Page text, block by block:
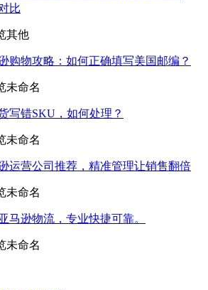
比
其他
购物攻略：如何正确填写美国邮编？
未命名
写错SKU，如何处理？
未命名
运营公司推荐，精准管理让销售翻倍
未命名
马逊物流，专业快捷可靠。
未命名